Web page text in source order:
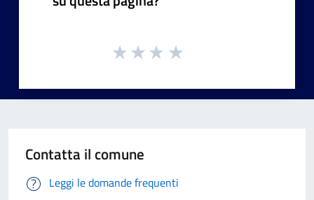
Contatta il comune
Leggi le domande frequenti